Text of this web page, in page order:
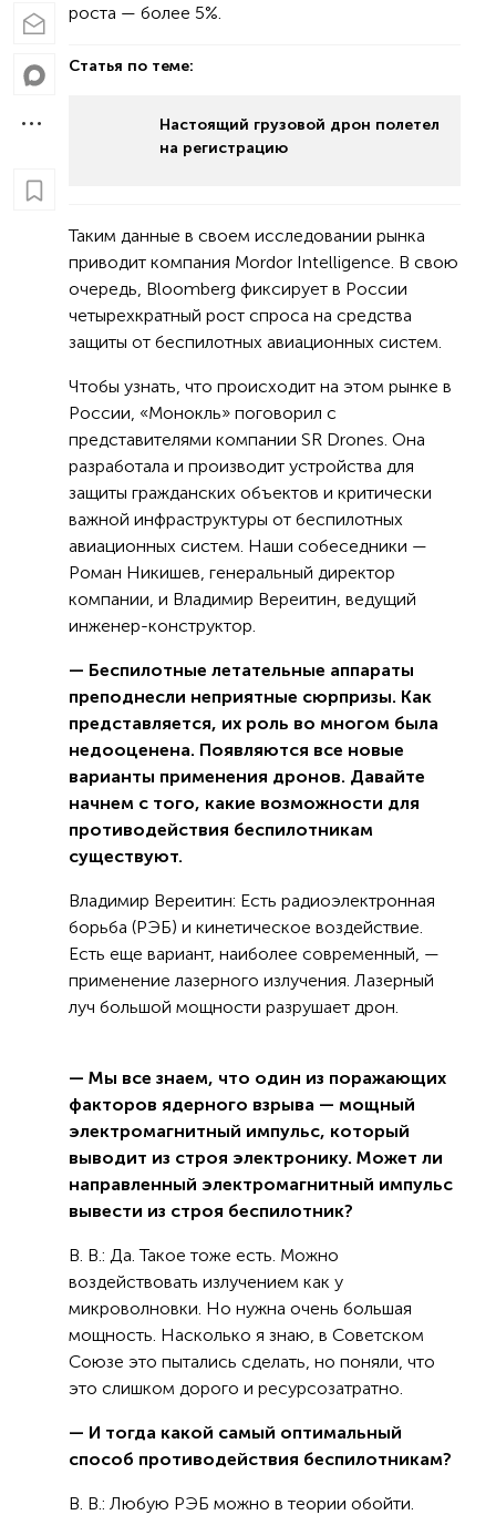
роста — более 5%.
Статья по теме:
Настоящий грузовой дрон полетел
на регистрацию
Таким данные в своем исследовании рынка
приводит компания Mordor Intelligence. В свою
очередь, Bloomberg фиксирует в России
четырехкратный рост спроса на средства
защиты от беспилотных авиационных систем.
Чтобы узнать, что происходит на этом рынке в
России, «Монокль» поговорил с
представителями компании SR Drones. Она
разработала и производит устройства для
защиты гражданских объектов и критически
важной инфраструктуры от беспилотных
авиационных систем. Наши собеседники —
Роман Никишев, генеральный директор
компании, и Владимир Вереитин, ведущий
инженер-конструктор.
— Беспилотные летательные аппараты
преподнесли неприятные сюрпризы. Как
представляется, их роль во многом была
недооценена. Появляются все новые
варианты применения дронов. Давайте
начнем с того, какие возможности для
противодействия беспилотникам
существуют.
Владимир Вереитин: Есть радиоэлектронная
борьба (РЭБ) и кинетическое воздействие.
Есть еще вариант, наиболее современный, —
применение лазерного излучения. Лазерный
луч большой мощности разрушает дрон.
— Мы все знаем, что один из поражающих
факторов ядерного взрыва — мощный
электромагнитный импульс, который
выводит из строя электронику. Может ли
направленный электромагнитный импульс
вывести из строя беспилотник?
В. В.: Да. Такое тоже есть. Можно
воздействовать излучением как у
микроволновки. Но нужна очень большая
мощность. Насколько я знаю, в Советском
Союзе это пытались сделать, но поняли, что
это слишком дорого и ресурсозатратно.
— И тогда какой самый оптимальный
способ противодействия беспилотникам?
В. В.: Любую РЭБ можно в теории обойти.